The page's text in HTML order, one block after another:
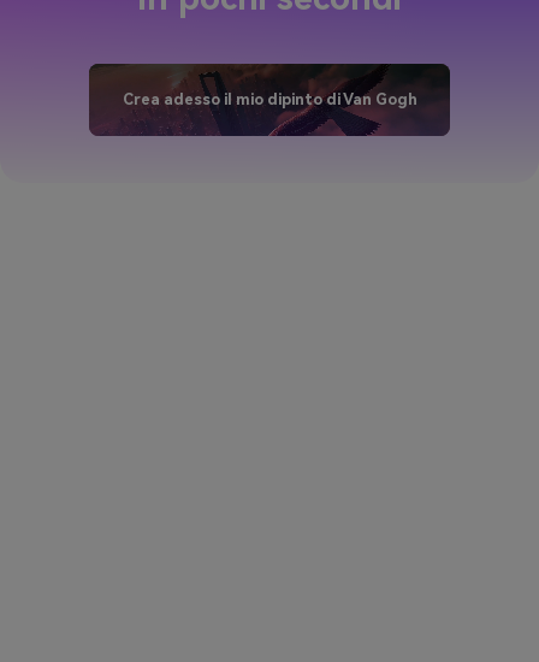
Crea adesso il mio dipinto di Van Gogh